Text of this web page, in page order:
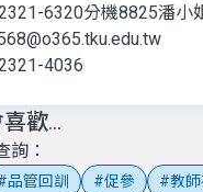
6320分機8825潘小
4036
歡...
詢
品管回訓 促參
教